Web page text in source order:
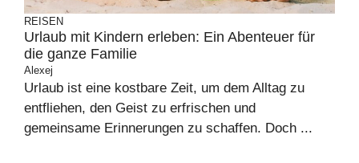
REISEN
Urlaub mit Kindern erleben: Ein Abenteuer für
die ganze Familie
Alexej
Urlaub ist eine kostbare Zeit, um dem Alltag zu
entfliehen, den Geist zu erfrischen und
gemeinsame Erinnerungen zu schaffen. Doch ...